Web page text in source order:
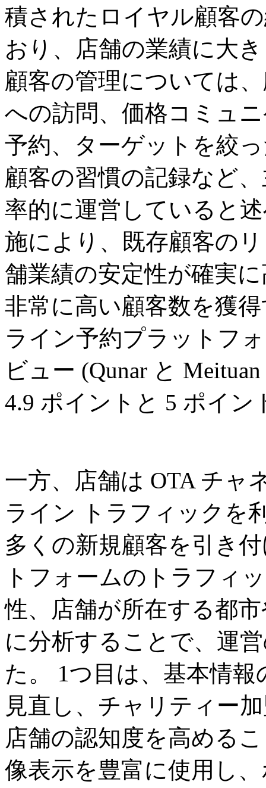
積されたロイヤル顧客
おり、店舗の業績に大
顧客の管理については
への訪問、価格コミュ
予約、ターゲットを絞
顧客の習慣の記録など
率的に運営していると
施により、既存顧客の
舗業績の安定性が確実
非常に高い顧客数を獲
ライン予約プラットフ
ビュー (Qunar と
4.9 ポイントと 5 ポイ
一方、店舗は OTA チャ
ライン トラフィックを
多くの新規顧客を引き
トフォームのトラフィ
性、店舗が所在する都
に分析することで、運
た。 1つ目は、基本情
見直し、チャリティー
店舗の認知度を高める
像表示を豊富に使用し